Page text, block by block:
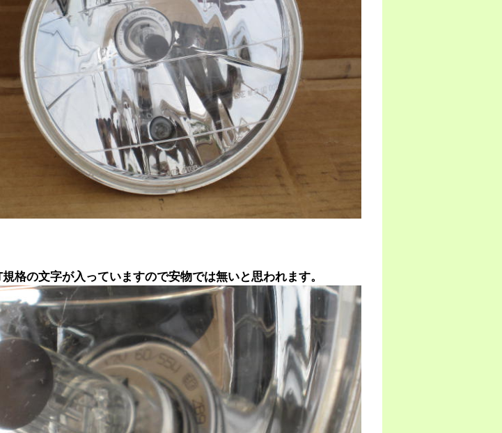
格の文字が入っていますので安物では無いと思われます。